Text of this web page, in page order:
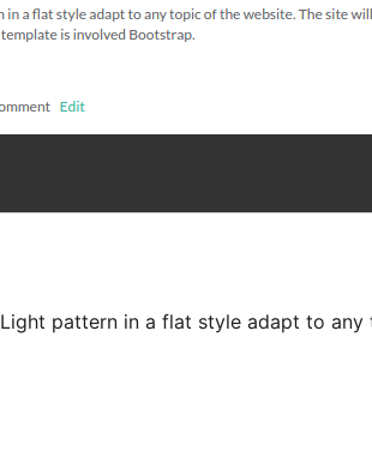
Light pattern in a flat style adapt to